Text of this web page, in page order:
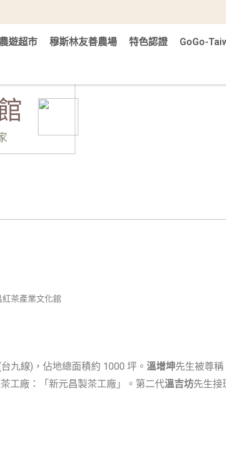
農遊超市 穆斯林友善農場 特色認證 GoGo-
紅茶產業文化館
九線)，佔地總面積約 1000 坪。 溫增坤先生被尊
工廠：「新元昌製茶工廠」。第二代溫吉坊先生接